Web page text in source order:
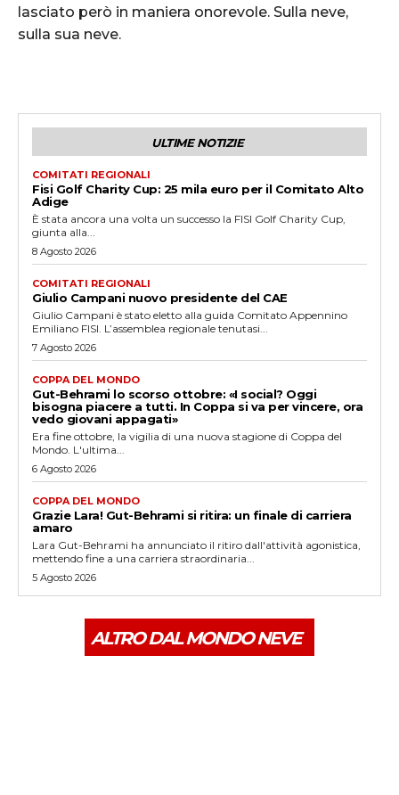
lasciato però in maniera onorevole. Sulla neve,
sulla sua neve.
ULTIME NOTIZIE
COMITATI REGIONALI
Fisi Golf Charity Cup: 25 mila euro per il Comitato Alto
Adige
È stata ancora una volta un successo la FISI Golf Charity Cup,
giunta alla...
8 Agosto 2026
COMITATI REGIONALI
Giulio Campani nuovo presidente del CAE
Giulio Campani è stato eletto alla guida Comitato Appennino
Emiliano FISI. L’assemblea regionale tenutasi...
7 Agosto 2026
COPPA DEL MONDO
Gut-Behrami lo scorso ottobre: «I social? Oggi
bisogna piacere a tutti. In Coppa si va per vincere, ora
vedo giovani appagati»
Era fine ottobre, la vigilia di una nuova stagione di Coppa del
Mondo. L'ultima...
6 Agosto 2026
COPPA DEL MONDO
Grazie Lara! Gut-Behrami si ritira: un finale di carriera
amaro
Lara Gut-Behrami ha annunciato il ritiro dall'attività agonistica,
mettendo fine a una carriera straordinaria...
5 Agosto 2026
ALTRO DAL MONDO NEVE